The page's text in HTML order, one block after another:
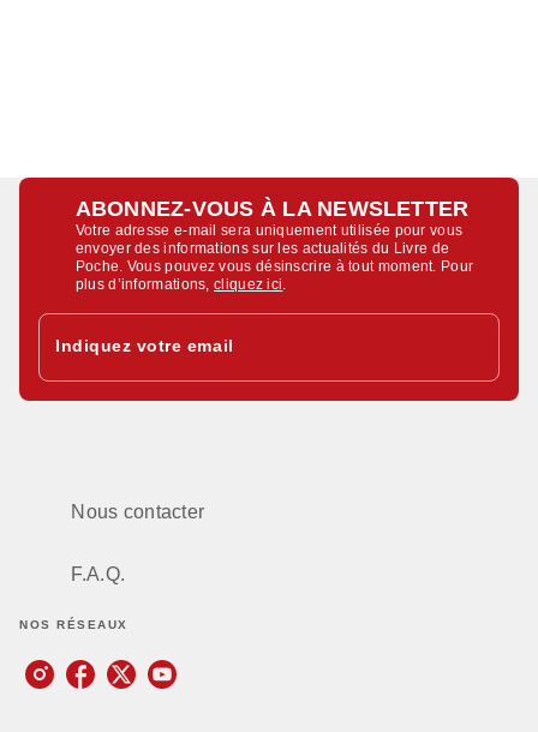
ABONNEZ-VOUS À LA NEWSLETTER
Votre adresse e-mail sera uniquement utilisée pour vous
envoyer des informations sur les actualités du Livre de
Poche. Vous pouvez vous désinscrire à tout moment. Pour
plus d’informations,cliquez ici
Indiquez votre email
Nous contacter
F.A.Q.
NOS RÉSEAUX